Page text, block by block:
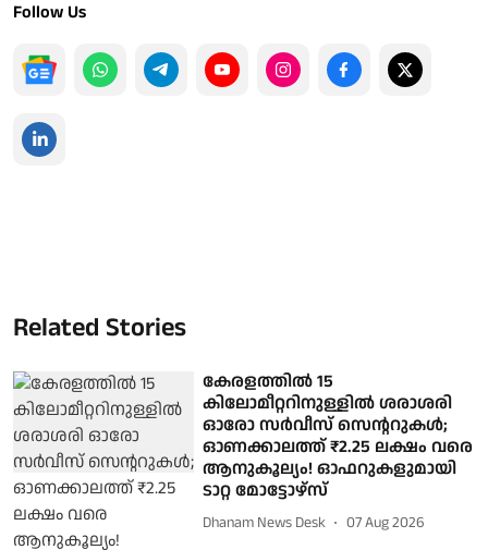
Follow Us
Related Stories
കേരളത്തില്‍ 15
കിലോമീറ്ററിനുള്ളില്‍ ശരാശരി
ഓരോ സര്‍വീസ് സെന്ററുകള്‍;
ഓണക്കാലത്ത് ₹2.25 ലക്ഷം വരെ
ആനുകൂല്യം! ഓഫറുകളുമായി
ടാറ്റ മോട്ടോഴ്‌സ്
Dhanam News Desk 07 Aug 2026